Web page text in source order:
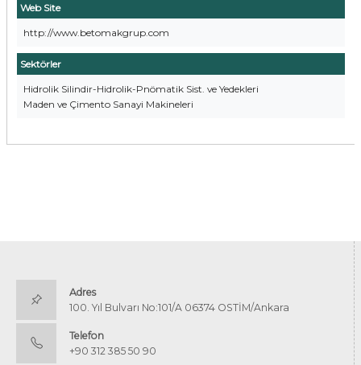
Web Site
http://www.betomakgrup.com
Sektörler
Hidrolik Silindir-Hidrolik-Pnömatik Sist. ve Yedekleri
Maden ve Çimento Sanayi Makineleri
Adres
100. Yıl Bulvarı No:101/A 06374 OSTİM/Ankara
Telefon
+90 312 385 50 90